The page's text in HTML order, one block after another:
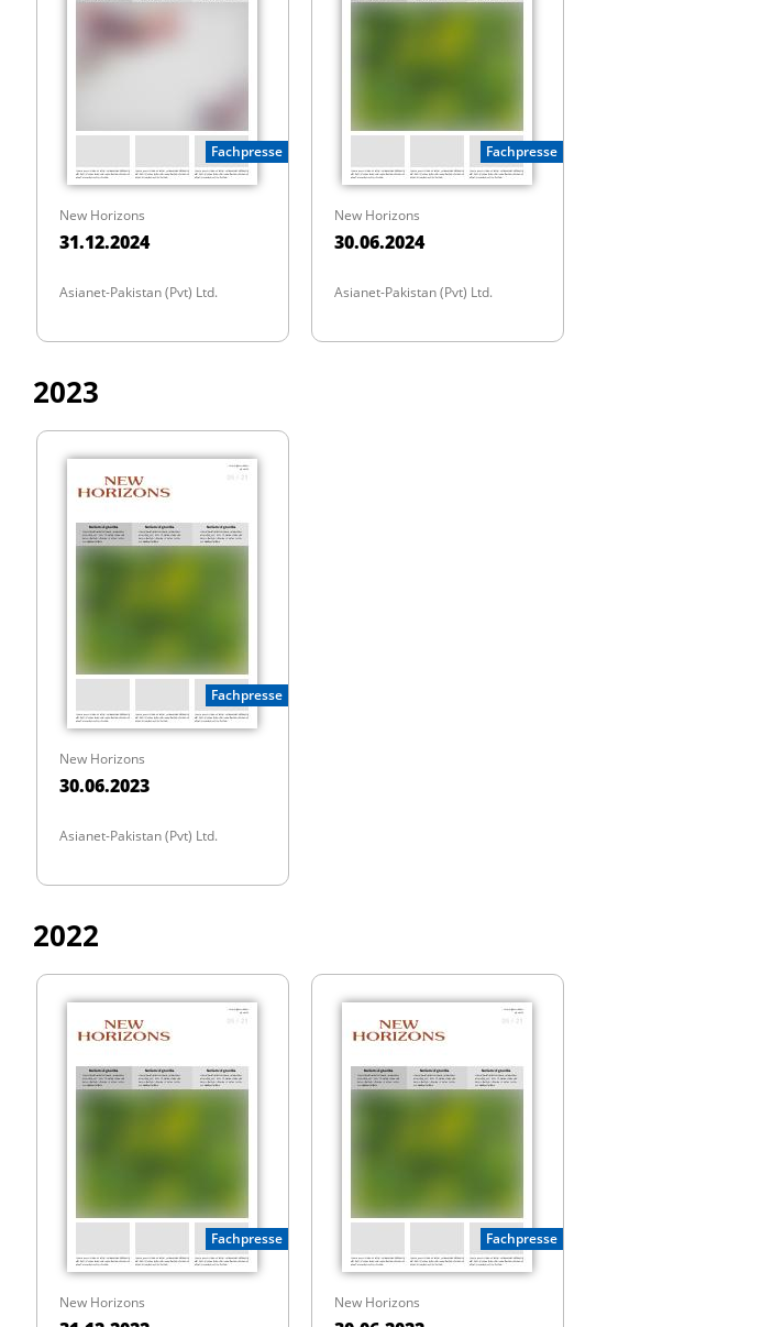
Fachpresse
New Horizons
31.12.2024
Asianet-Pakistan (Pvt) Ltd.
Fachpresse
New Horizons
30.06.2024
Asianet-Pakistan (Pvt) Ltd.
2023
Fachpresse
New Horizons
30.06.2023
Asianet-Pakistan (Pvt) Ltd.
2022
Fachpresse
New Horizons
Fachpresse
New Horizons